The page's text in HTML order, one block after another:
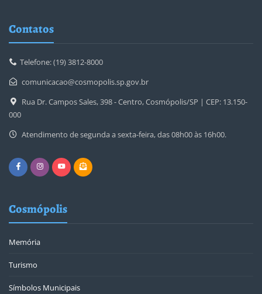
Contatos
Telefone: (19) 3812-8000
comunicacao@cosmopolis.sp.gov.br
Rua Dr. Campos Sales, 398 - Centro, Cosmópolis/SP | CEP: 13.150-
000
Atendimento de segunda a sexta-feira, das 08h00 às 16h00.
Cosmópolis
Memória
Turismo
Símbolos Municipais